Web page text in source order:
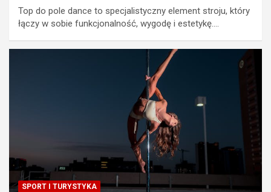
Top do pole dance to specjalistyczny element stroju, który
łączy w sobie funkcjonalność, wygodę i estetykę.…
SPORT I TURYSTYKA